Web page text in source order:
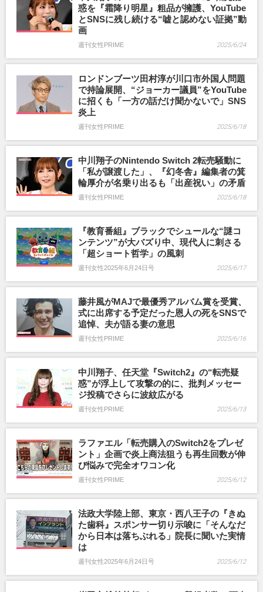
惑を『霜降り明星』粗品が擁護、YouTube
とSNSに残し続ける“嘘と認めない証拠”動
画
週刊女性PRIME 2025/6/24
ロンドンブーツ田村淳が川口市外国人問題
で持論展開、“ジョーカー議員”をYouTube
に招くも「一方の話だけ聞かないで」SNS
炎上
週刊女性PRIME 2025/6/18
中川翔子のNintendo Switch 2転売騒動に
「私が譲渡した」、『幻冬舎』編集者の箕
輪厚介が名乗り出るも「出産祝い」の矛盾
週刊女性PRIME 2025/6/18
『教育番組』ブラックでシュールな“謎コ
ンテンツ”が大バズり中、現代人に刺さる
「超ショート哲学」の風刺
週刊女性2025年6月24日号 2025/6/17
藤井風がMAJで最優秀アルバム賞を受賞、
式に出席する予定だった恩人の死をSNSで
追悼、夫が語る妻の意思
週刊女性PRIME 2025/6/16
中川翔子、任天堂『Switch2』の“転売疑
惑”が浮上して攻撃の的に、批判メッセー
ジ投稿でさらに波紋広がる
週刊女性PRIME 2025/6/13
ラファエル「転売購入のSwitch2をプレゼ
ント」企画で炎上商法狙うも再生回数が伸
び悩みで完全オワコン化
週刊女性PRIME 2025/6/12
法政大学陸上部、東京・西八王子の『きぬ
た歯科』スポンサー切り示唆に「そんなだ
から日本は落ちぶれる」院長に聞いた実情
は
週刊女性2025年6月24日号 2025/6/12